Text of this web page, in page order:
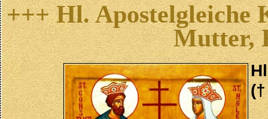
+++ Hl. Apostelgleiche
Mutter,